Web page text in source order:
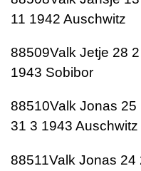
11 1942 Auschwitz
88509Valk Jetje 28
1943 Sobibor
88510Valk Jonas
31 3 1943 Auschwitz
88511Valk Jonas 24